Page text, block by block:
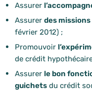
Assurer
Assurer des
février 2012) ;
Promouvoir
de crédit
Assurer le bon
guichets du crédit